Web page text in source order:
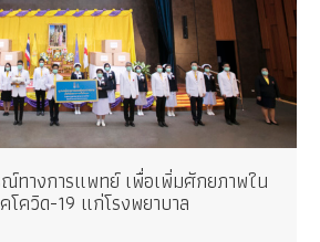
ทางการแพทย์ เพื่อเพิ่มศักยภาพใน
โควิด-19 แก่โรงพยาบาล